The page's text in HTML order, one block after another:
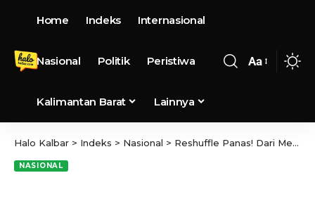
Home Indeks Internasional
Nasional Politik Peristiwa
Kalimantan Barat Lainnya
Aa
Halo Kalbar > Indeks > Nasional > Reshuffle Panas! Dari Menkeu hingga Menteri Haji, Inilah 6 Nama Baru Kabinet Merah Putih
NASIONAL